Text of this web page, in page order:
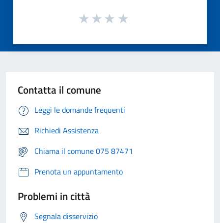
Contatta il comune
Leggi le domande frequenti
Richiedi Assistenza
Chiama il comune 075 87471
Prenota un appuntamento
Problemi in città
Segnala disservizio